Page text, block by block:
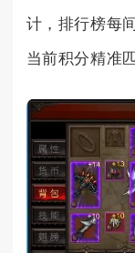
计，排行榜每
当前积分精准